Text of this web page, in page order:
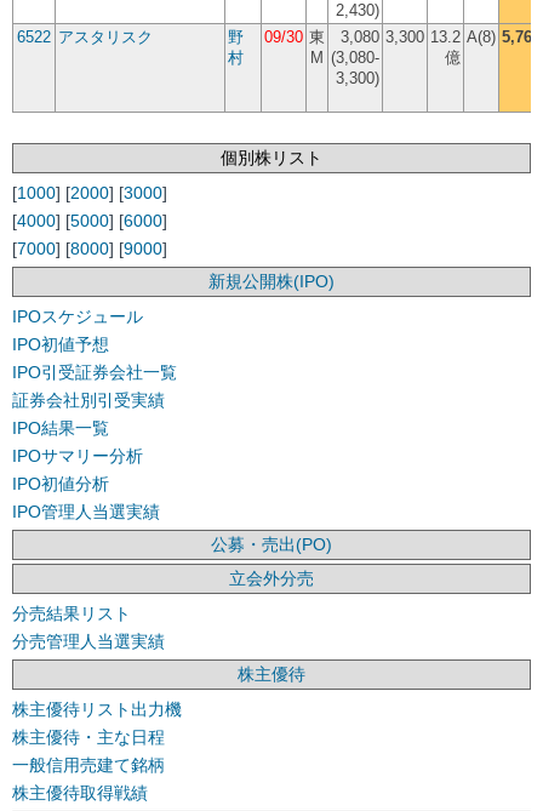
2,430)
6522 アスタリスク
野
村
09/30 東
M
3,080
(3,080-
3,300)
3,300 13.2
億
A(8) 5,760
個別株リスト
[1000] [2000] [3000]
[4000] [5000] [6000]
[7000] [8000] [9000]
新規公開株(IPO)
IPOスケジュール
IPO初値予想
IPO引受証券会社一覧
証券会社別引受実績
IPO結果一覧
IPOサマリー分析
IPO初値分析
IPO管理人当選実績
公募・売出(PO)
立会外分売
分売結果リスト
分売管理人当選実績
株主優待
株主優待リスト出力機
株主優待・主な日程
一般信用売建て銘柄
株主優待取得戦績